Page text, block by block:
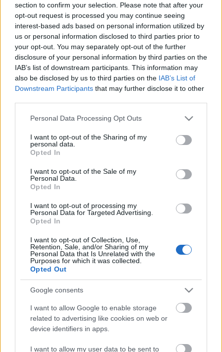
section to confirm your selection. Please note that after your
opt-out request is processed you may continue seeing
interest-based ads based on personal information utilized by
us or personal information disclosed to third parties prior to
your opt-out. You may separately opt-out of the further
disclosure of your personal information by third parties on the
IAB’s list of downstream participants. This information may
also be disclosed by us to third parties on the IAB’s List of
Downstream Participants that may further disclose it to other
Please note that this website/app uses one or more Google
not limited to your visit or usage behaviour. You may click to
grant or deny consent to Google and its third-party tags to
use your data for below specified purposes in below Google
consent section.
Personal Data Processing Opt Outs
I want to opt-out of the Sharing of my
personal data.
Opted In
I want to opt-out of the Sale of my
Personal Data.
Opted In
I want to opt-out of processing my
Personal Data for Targeted Advertising.
Opted In
I want to opt-out of Collection, Use,
Retention, Sale, and/or Sharing of my
Personal Data that Is Unrelated with the
Purposes for which it was collected.
Opted Out
Google consents
I want to allow Google to enable storage
related to advertising like cookies on web or
device identifiers in apps.
I want to allow my user data to be sent to
Szeptembertől immár a KOMA Színház (1158 Bp.,
Ady Endre u. 31-33.) mellett a Pólus Film-Színház is
élvezetéért.
Mind a két színházban folynak nyáron a próbák az
őszi évadra. A Pólus Center mozijának 2 terméből
bábszínházzal, vígjátékkal és komédiával várja a
gyerek- és felnőtt közönséget. A KOMA társulata
darabbal, ShakespeareAthéni Timon
drámájával készül. Az összetett darabbal, a
demokrácia játékszabályainak magyar valóságon
keresztül történő bemutatásával gondolkodásra
szeretnék bírni a közönséget.